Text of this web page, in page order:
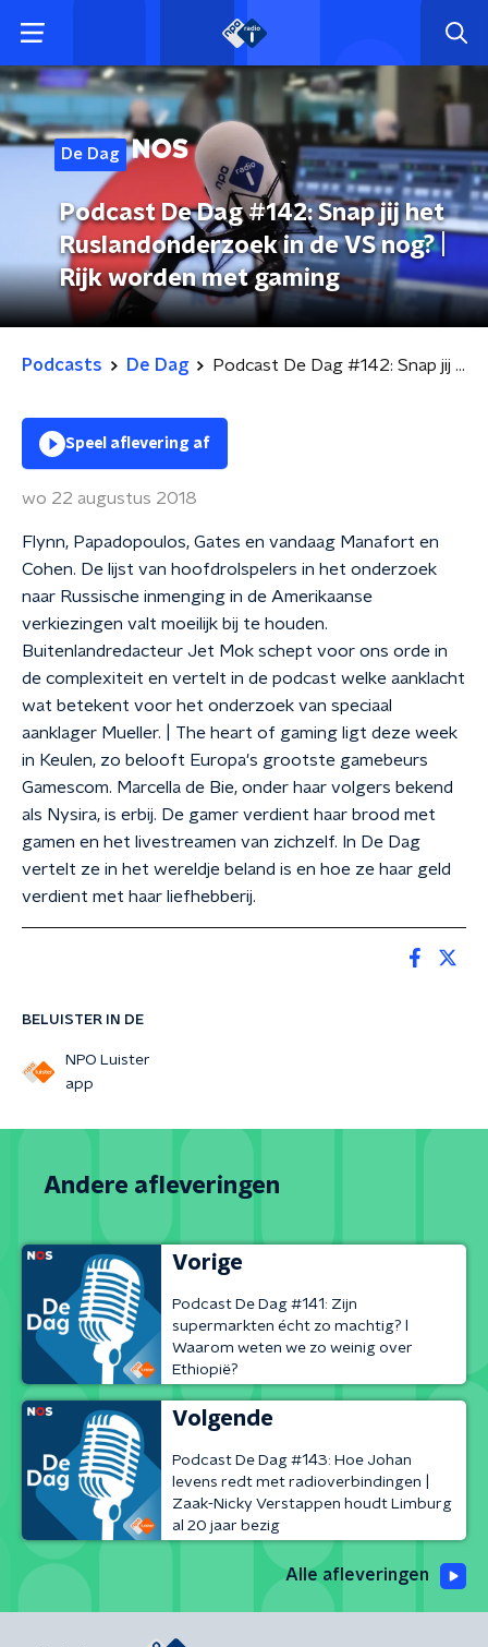
De Dag
Podcast De Dag #142: Snap jij het
Ruslandonderzoek in de VS nog? |
Rijk worden met gaming
Podcasts De Dag Podcast De Dag #142: Snap jij het Ruslandonderzoek in de VS nog? | Rijk worden met gaming
BELUISTER IN DE
NPO Luister
app
Speel aflevering af
wo 22 augustus 2018
Flynn, Papadopoulos, Gates en vandaag Manafort en
Cohen. De lijst van hoofdrolspelers in het onderzoek
naar Russische inmenging in de Amerikaanse
verkiezingen valt moeilijk bij te houden.
Buitenlandredacteur Jet Mok schept voor ons orde in
de complexiteit en vertelt in de podcast welke aanklacht
wat betekent voor het onderzoek van speciaal
aanklager Mueller. | The heart of gaming ligt deze week
in Keulen, zo belooft Europa's grootste gamebeurs
Gamescom. Marcella de Bie, onder haar volgers bekend
als Nysira, is erbij. De gamer verdient haar brood met
gamen en het livestreamen van zichzelf. In De Dag
vertelt ze in het wereldje beland is en hoe ze haar geld
verdient met haar liefhebberij.
Andere afleveringen
Vorige
Podcast De Dag #141: Zijn
supermarkten écht zo machtig? l
Waarom weten we zo weinig over
Ethiopië?
Volgende
Podcast De Dag #143: Hoe Johan
levens redt met radioverbindingen |
Zaak-Nicky Verstappen houdt Limburg
al 20 jaar bezig
Alle afleveringen